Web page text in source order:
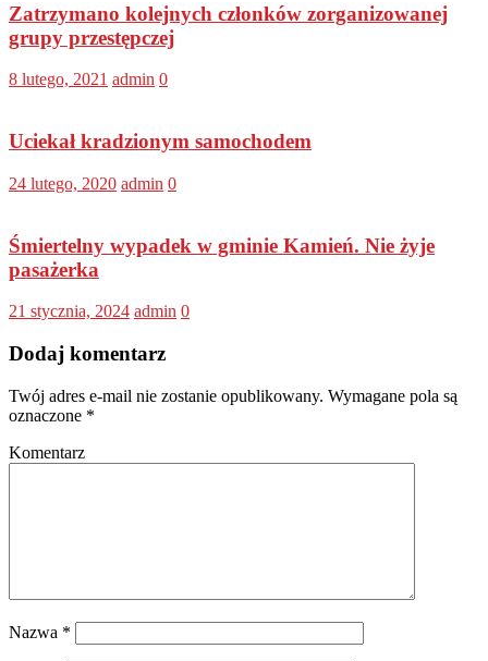
Zatrzymano kolejnych członków zorganizowanej
grupy przestępczej
8 lutego, 2021 admin 0
Uciekał kradzionym samochodem
24 lutego, 2020 admin 0
Śmiertelny wypadek w gminie Kamień. Nie żyje
pasażerka
21 stycznia, 2024 admin 0
Dodaj komentarz
Twój adres e-mail nie zostanie opublikowany. Wymagane pola są
oznaczone *
Komentarz
Nazwa *